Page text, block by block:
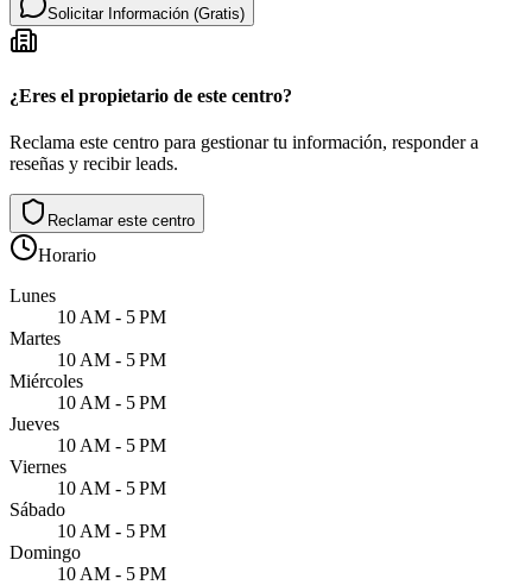
Solicitar Información (Gratis)
¿Eres el propietario de este centro?
Reclama este centro para gestionar tu información, responder a
reseñas y recibir leads.
Reclamar este centro
Horario
Lunes
10 AM - 5 PM
Martes
10 AM - 5 PM
Miércoles
10 AM - 5 PM
Jueves
10 AM - 5 PM
Viernes
10 AM - 5 PM
Sábado
10 AM - 5 PM
Domingo
10 AM - 5 PM